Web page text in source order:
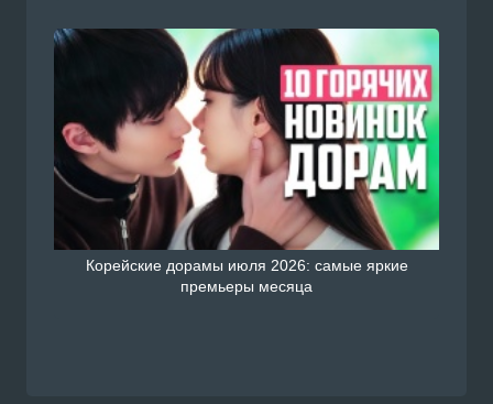
Корейские дорамы июля 2026: самые яркие
премьеры месяца